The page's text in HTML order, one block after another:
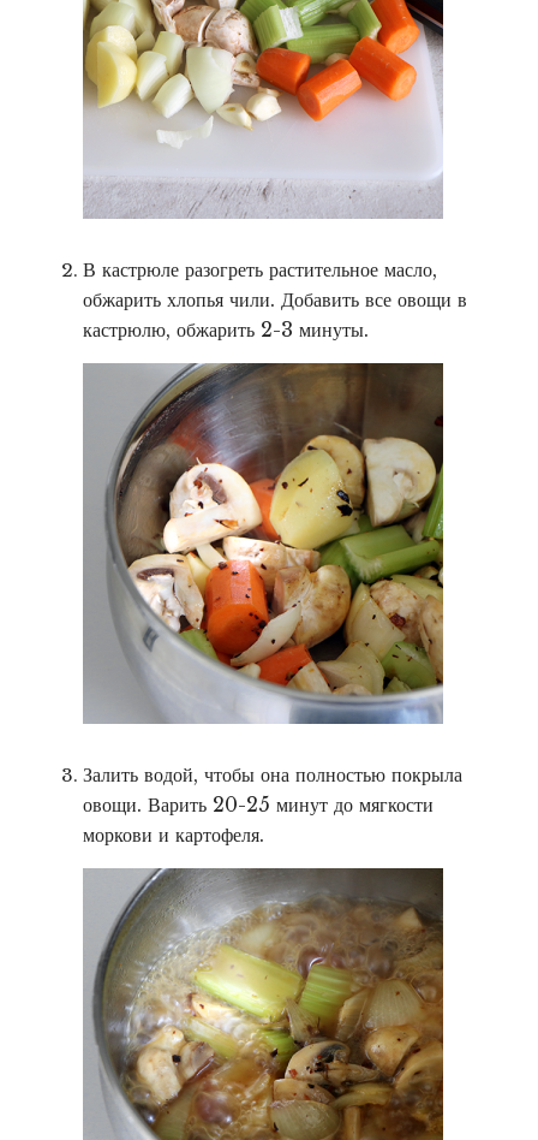
В кастрюле разогреть растительное масло,
обжарить хлопья чили. Добавить все овощи в
кастрюлю, обжарить 2-3 минуты.
Залить водой, чтобы она полностью покрыла
овощи. Варить 20-25 минут до мягкости
моркови и картофеля.